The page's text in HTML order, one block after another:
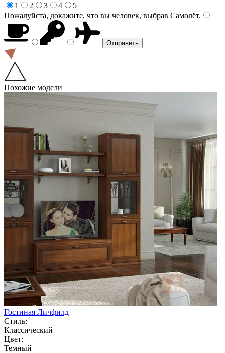
1
2 3 4
5
Пожалуйста, докажите, что вы человек, выбрав Самолёт.
Похожие модели
Гостиная Личфилд
Стиль:
Классический
Цвет:
Темный